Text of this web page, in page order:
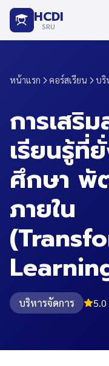
HCDI
SRU
หน้าแรก คอร์สเรียน บริ
การเสริ
เรียนรู้ที่
ศึกษา
ภายใน
บริหารจัดการ 5.0